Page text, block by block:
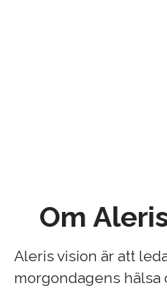
Om
Aleris vision är att
morgondagens hälsa